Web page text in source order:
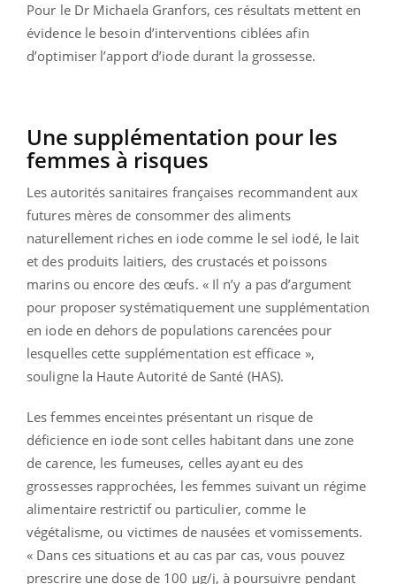
Pour le Dr Michaela Granfors, ces résultats mettent en
évidence le besoin d’interventions ciblées afin
d’optimiser l’apport d’iode durant la grossesse.
Une supplémentation pour les
femmes à risques
Les autorités sanitaires françaises recommandent aux
futures mères de consommer des aliments
naturellement riches en iode comme le sel iodé, le lait
et des produits laitiers, des crustacés et poissons
marins ou encore des œufs. « Il n’y a pas d’argument
pour proposer systématiquement une supplémentation
en iode en dehors de populations carencées pour
lesquelles cette supplémentation est efficace »,
souligne la Haute Autorité de Santé (HAS).
Les femmes enceintes présentant un risque de
déficience en iode sont celles habitant dans une zone
de carence, les fumeuses, celles ayant eu des
grossesses rapprochées, les femmes suivant un régime
alimentaire restrictif ou particulier, comme le
végétalisme, ou victimes de nausées et vomissements.
« Dans ces situations et au cas par cas, vous pouvez
prescrire une dose de 100 µg/j, à poursuivre pendant